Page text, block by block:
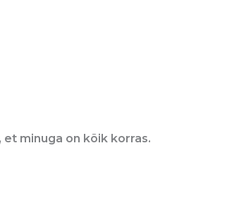
minuga on kõik korras.